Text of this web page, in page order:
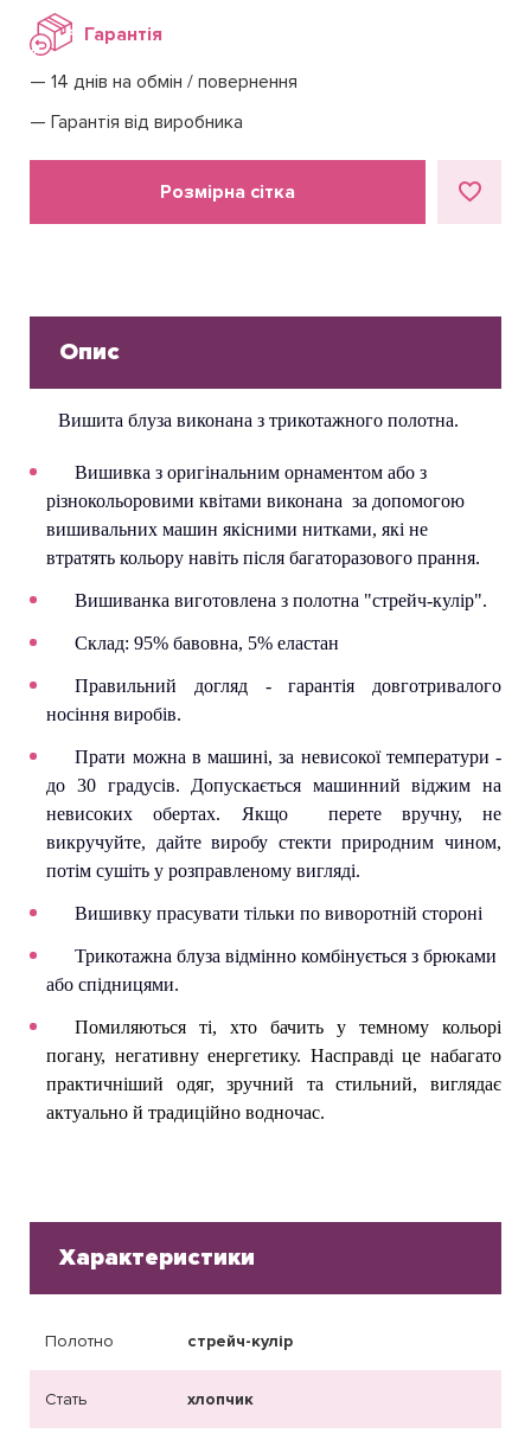
Гарантія
14 днів на обмін / повернення
Гарантія від виробника
Розмірна сітка
Опис
Вишита блуза виконана з трикотажного полотна.
Вишивка з оригінальним орнаментом або з
різнокольоровими квітами виконана за допомогою
вишивальних машин якісними нитками, які не
втратять кольору навіть після багаторазового прання.
Вишиванка виготовлена з полотна "стрейч-кулір".
Склад: 95% бавовна, 5% еластан
Правильний догляд - гарантія довготривалого
носіння виробів.
Прати можна в машині, за невисокої температури -
до 30 градусів. Допускається машинний віджим на
невисоких обертах. Якщо перете вручну, не
викручуйте, дайте виробу стекти природним чином,
потім сушіть у розправленому вигляді.
Вишивку прасувати тільки по виворотній стороні
Трикотажна блуза відмінно комбінується з брюками
або спідницями.
Помиляються ті, хто бачить у темному кольорі
погану, негативну енергетику. Насправді це набагато
практичніший одяг, зручний та стильний, виглядає
актуально й традиційно водночас.
Характеристики
Полотно стрейч-кулір
Стать хлопчик